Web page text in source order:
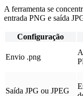
A ferramenta se
entrada PNG e saída
Configuração
Envio .png
Saída JPG ou JPEG